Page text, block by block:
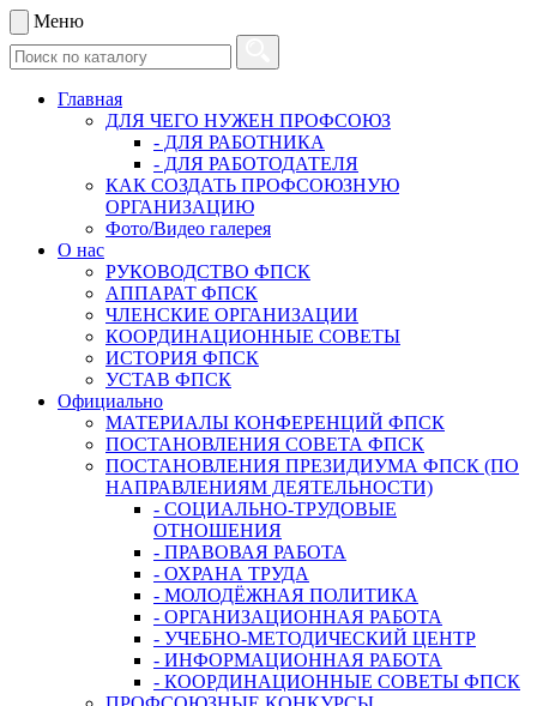
Меню
Главная
ДЛЯ ЧЕГО НУЖЕН ПРОФСОЮЗ
- ДЛЯ РАБОТНИКА
- ДЛЯ РАБОТОДАТЕЛЯ
КАК СОЗДАТЬ ПРОФСОЮЗНУЮ
ОРГАНИЗАЦИЮ
Фото/Видео галерея
О нас
РУКОВОДСТВО ФПСК
АППАРАТ ФПСК
ЧЛЕНСКИЕ ОРГАНИЗАЦИИ
КООРДИНАЦИОННЫЕ СОВЕТЫ
ИСТОРИЯ ФПСК
УСТАВ ФПСК
Официально
МАТЕРИАЛЫ КОНФЕРЕНЦИЙ ФПСК
ПОСТАНОВЛЕНИЯ СОВЕТА ФПСК
ПОСТАНОВЛЕНИЯ ПРЕЗИДИУМА ФПСК (ПО
НАПРАВЛЕНИЯМ ДЕЯТЕЛЬНОСТИ)
- СОЦИАЛЬНО-ТРУДОВЫЕ
ОТНОШЕНИЯ
- ПРАВОВАЯ РАБОТА
- ОХРАНА ТРУДА
- МОЛОДЁЖНАЯ ПОЛИТИКА
- ОРГАНИЗАЦИОННАЯ РАБОТА
- УЧЕБНО-МЕТОДИЧЕСКИЙ ЦЕНТР
- ИНФОРМАЦИОННАЯ РАБОТА
- КООРДИНАЦИОННЫЕ СОВЕТЫ ФПСК